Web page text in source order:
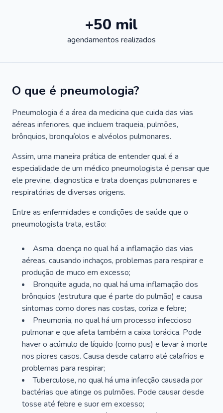
+50 mil
agendamentos realizados
O que é pneumologia?
Pneumologia é a área da medicina que cuida das vias
aéreas inferiores, que incluem traqueia, pulmões,
brônquios, bronquíolos e alvéolos pulmonares.
Assim, uma maneira prática de entender qual é a
especialidade de um médico pneumologista é pensar que
ele previne, diagnostica e trata doenças pulmonares e
respiratórias de diversas origens.
Entre as enfermidades e condições de saúde que o
pneumologista trata, estão:
Asma, doença no qual há a inflamação das vias
aéreas, causando inchaços, problemas para respirar e
produção de muco em excesso;
Bronquite aguda, no qual há uma inflamação dos
brônquios (estrutura que é parte do pulmão) e causa
sintomas como dores nas costas, coriza e febre;
Pneumonia, no qual há um processo infeccioso
pulmonar e que afeta também a caixa torácica. Pode
haver o acúmulo de líquido (como pus) e levar à morte
nos piores casos. Causa desde catarro até calafrios e
problemas para respirar;
Tuberculose, no qual há uma infecção causada por
bactérias que atinge os pulmões. Pode causar desde
tosse até febre e suor em excesso;